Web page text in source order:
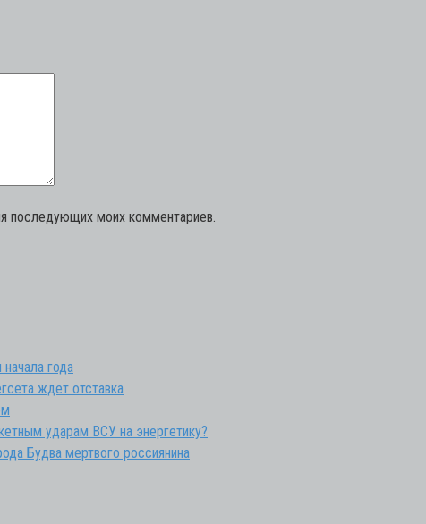
последующих моих комментариев.
года
ждет отставка
ударам ВСУ на энергетику?
Будва мертвого россиянина